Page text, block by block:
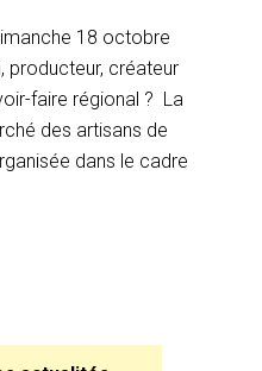
18 octobre
créateur
faire régional ? La
des artisans de
dans le cadre